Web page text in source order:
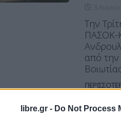
libre.gr - Do Not Process
Την
ΠΑΣΟΚ-
από την